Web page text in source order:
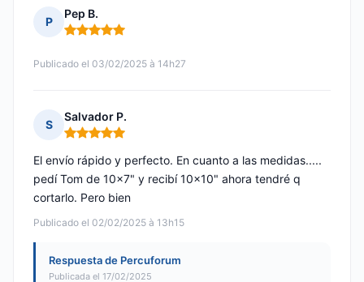
P
Pep B.
Nota: 5 de 5
Publicado el 03/02/2025 à 14h27
S
Salvador P.
Nota: 5 de 5
Publicado el 02/02/2025 à 13h15
El envío rápido y perfecto. En cuanto a las medidas.....
pedí Tom de 10x7" y recibí 10x10" ahora tendré q
cortarlo. Pero bien
Respuesta de Percuforum
Publicada el 17/02/2025